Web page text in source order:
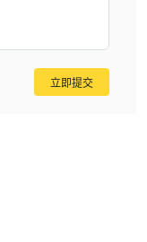
立即提交